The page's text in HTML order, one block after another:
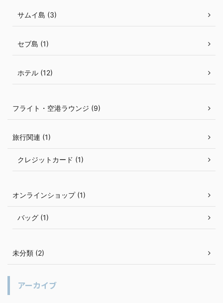
サムイ島 (3)
セブ島 (1)
ホテル (12)
フライト・空港ラウンジ (9)
旅行関連 (1)
クレジットカード (1)
オンラインショップ (1)
バッグ (1)
未分類 (2)
アーカイブ